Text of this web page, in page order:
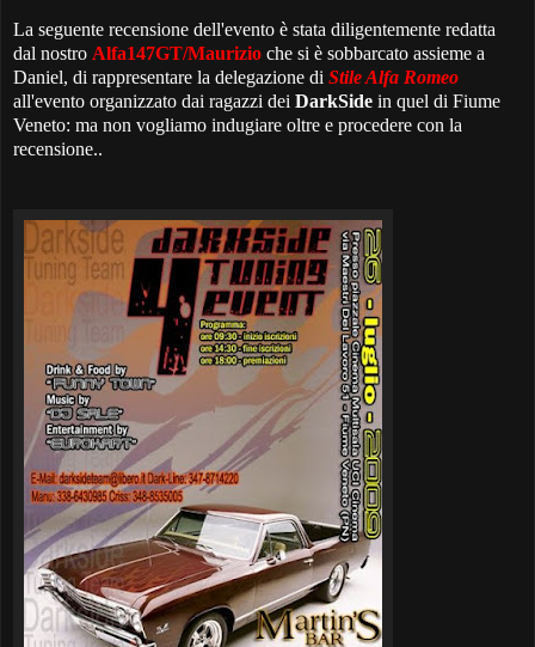
La seguente recensione dell'evento è stata diligentemente redatta
dal nostro Alfa147GT/Maurizio che si è sobbarcato assieme a
Daniel, di rappresentare la delegazione di Stile Alfa Romeo
all'evento organizzato dai ragazzi dei DarkSide in quel di Fiume
Veneto: ma non vogliamo indugiare oltre e procedere con la
recensione..